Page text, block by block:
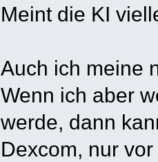
Meint die KI
Auch ich meine
Wenn ich aber
werde, dann
Dexcom, nur